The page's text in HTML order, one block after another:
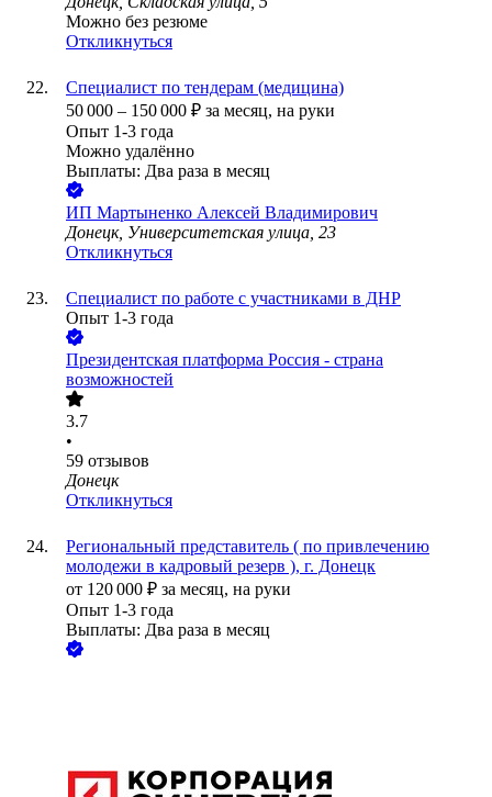
Можно без резюме
Откликнуться
Специалист по тендерам (медицина)
50 000 – 150 000 ₽ за месяц, на руки
Опыт 1-3 года
Можно удалённо
Выплаты: Два раза в месяц
ИП Мартыненко Алексей Владимирович
Донецк, Университетская улица, 23
Откликнуться
Специалист по работе с участниками в ДНР
Опыт 1-3 года
Президентская платформа Россия - страна
возможностей
3.7
•
59 отзывов
Донецк
Откликнуться
Региональный представитель ( по привлечению
молодежи в кадровый резерв ), г. Донецк
от 120 000 ₽ за месяц, на руки
Опыт 1-3 года
Выплаты: Два раза в месяц